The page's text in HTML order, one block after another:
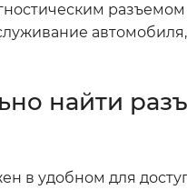
найти
в удобном для